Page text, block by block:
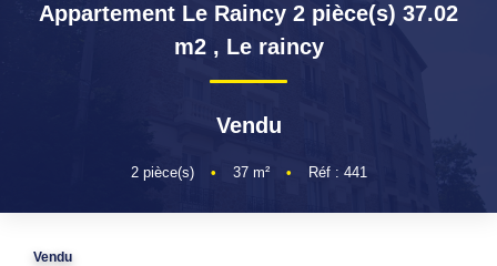
ESTIMER
NOTRE AGENCE
Appartement Le Raincy 2 pièce(s) 37.02
m2 , Le raincy
Vendu
2pièce(s) • 37m² • Réf : 441
Vendu